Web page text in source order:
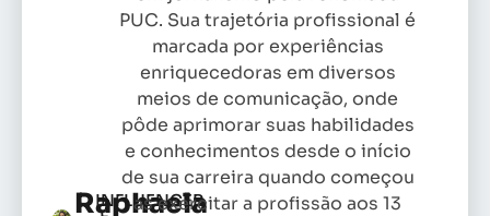
Raphaela
INFLUENCER
PUC. Sua trajetória profissional é
marcada por experiências
enriquecedoras em diversos
meios de comunicação, onde
pôde aprimorar suas habilidades
e conhecimentos desde o início
de sua carreira quando começou
as exercitar a profissão aos 13